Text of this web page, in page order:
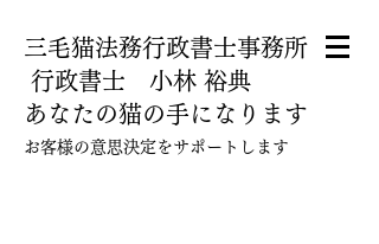
三毛猫法務行政書士事務所
​ 行政書士 小林 裕典
あなたの猫の手になります
​お客様の意思決定をサポートします